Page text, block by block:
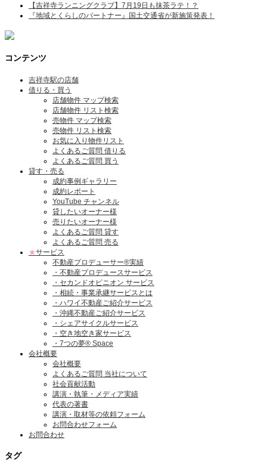
【吉祥寺ランニングクラブ】7月19日も抹茶ラテ！？
『地域とくらしのパートナー』国土交通省が新施策発表！
コンテンツ
吉祥寺駅の店舗
借りる・買う
店舗物件 マップ検索
店舗物件 リスト検索
売物件 マップ検索
売物件 リスト検索
お気に入り物件リスト
よくあるご質問 借りる
よくあるご質問 買う
貸す・売る
成約事例ギャラリー
成約レポート
YouTube チャンネル
貸したいオーナー様
売りたいオーナー様
よくあるご質問 貸す
よくあるご質問 売る
★サービス
不動産プロデューサー®実績
・不動産プロデュースサービス
・セカンドオピニオン サービス
・相続・事業承継サービスとは
・ハワイ不動産ご紹介サービス
・沖縄不動産ご紹介サービス
・シェアサイクルサービス
・空き地空き家サービス
・7つの夢® Space
会社概要
会社概要
よくあるご質問 当社について
社会貢献活動
講演・執筆・メディア実績
代表の著書
講演・取材等の依頼フォーム
お問合わせフォーム
お問合わせ
タグ